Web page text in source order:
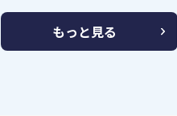
もっと見る